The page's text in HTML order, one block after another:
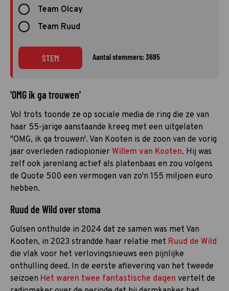
Team Olcay
Team Ruud
STEM Aantal stemmers: 3695
'OMG ik ga trouwen'
Vol trots toonde ze op sociale media de ring die ze van
haar 55-jarige aanstaande kreeg met een uitgelaten
"OMG, ik ga trouwen'. Van Kooten is de zoon van de vorig
jaar overleden radiopionier Willem van Kooten. Hij was
zelf ook jarenlang actief als platenbaas en zou volgens
de Quote 500 een vermogen van zo'n 155 miljoen euro
hebben.
Ruud de Wild over stoma
Gulsen onthulde in 2024 dat ze samen was met Van
Kooten, in 2023 strandde haar relatie met Ruud de Wild
die vlak voor het verlovingsnieuws een pijnlijke
onthulling deed. In de eerste aflevering van het tweede
seizoen Het waren twee fantastische dagen vertelt de